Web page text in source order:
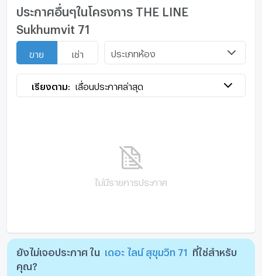
ประกาศอื่นๆในโครงการ THE LINE
Sukhumvit 71
ขาย เช่า ประเภทห้อง
เรียงตาม: เลื่อนประกาศล่าสุด
ไม่มีรายการประกาศ
ยังไม่เจอประกาศ ใน เดอะ ไลน์ สุขุมวิท 71
ที่ใช่สำหรับ
คุณ?